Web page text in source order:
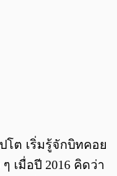
โต เริ่มรู้จักบิทคอย
เมื่อปี 2016 คิดว่า